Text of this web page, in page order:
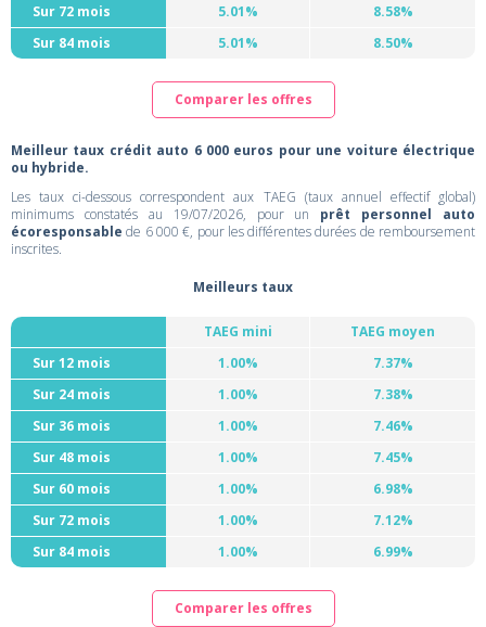
Sur 72 mois
5.01%
8.58%
Sur 84 mois
5.01% 8.50%
Comparer les offres
Meilleur taux crédit auto 6 000 euros pour une voiture électrique
ou hybride.
Les taux ci-dessous correspondent aux TAEG (taux annuel effectif global)
minimums constatés au 19/07/2026, pour un prêt personnel auto
écoresponsable de 6 000 €, pour les différentes durées de remboursement
inscrites.
Meilleurs taux
TAEG mini
TAEG moyen
Sur 12 mois
1.00%
7.37%
Sur 24 mois
1.00%
7.38%
Sur 36 mois
1.00%
7.46%
Sur 48 mois
1.00%
7.45%
Sur 60 mois
1.00%
6.98%
Sur 72 mois
1.00%
7.12%
Sur 84 mois
1.00% 6.99%
Comparer les offres